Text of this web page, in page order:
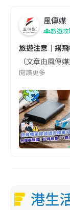
風傳媒
旅遊
旅遊注意｜搭
（文章由風傳
閱讀更多
港生